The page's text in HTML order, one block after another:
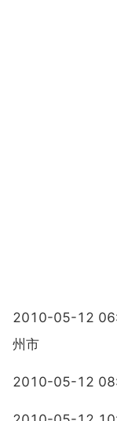
2010-05-12
州市
2010-05-12